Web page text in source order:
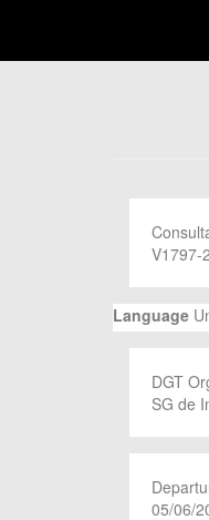
V1797-
Language
DGT
SG de
05/06/